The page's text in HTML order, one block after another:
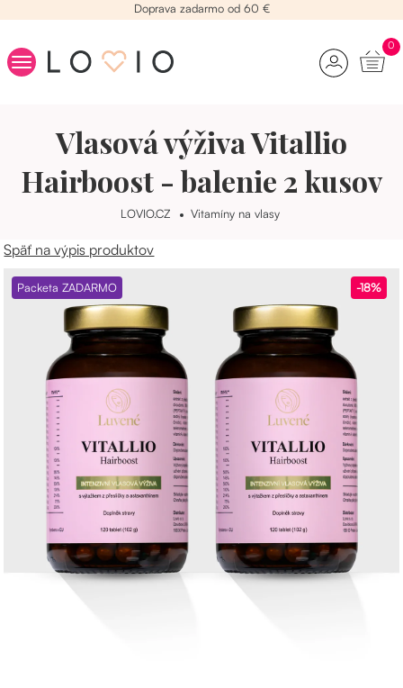
Doprava zadarmo od 60 €
Beauty raňajky
Vitamíny na vlasy
Kozmetika
Stres
0
Vlasová výživa Vitallio
Hairboost - balenie 2 kusov
LOVIO.CZ Vitamíny na vlasy
Späť na výpis produktov
Packeta ZADARMO -18%